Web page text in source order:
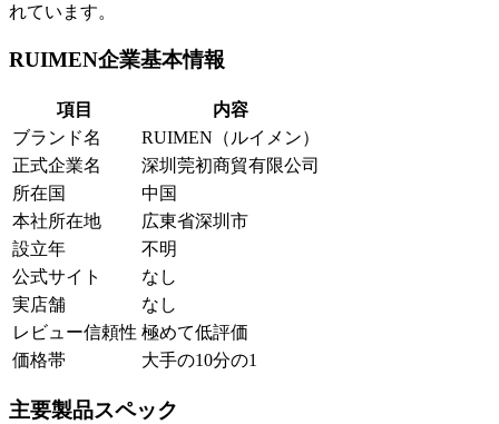
れています。
RUIMEN企業基本情報
項目
内容
ブランド名
RUIMEN（ルイメン）
正式企業名
深圳莞初商貿有限公司
所在国
中国
本社所在地
広東省深圳市
設立年
不明
公式サイト
なし
実店舗
なし
レビュー信頼性 極めて低評価
価格帯
大手の10分の1
主要製品スペック